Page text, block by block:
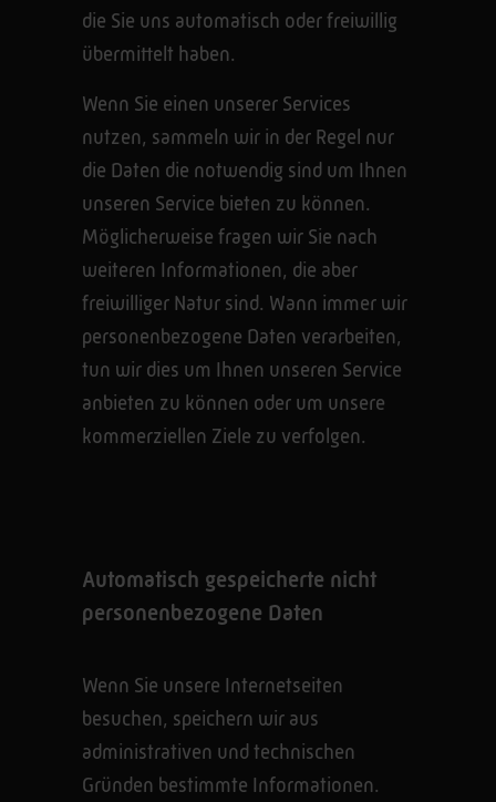
die Sie uns automatisch oder freiwillig
übermittelt haben.
Wenn Sie einen unserer Services
nutzen, sammeln wir in der Regel nur
die Daten die notwendig sind um Ihnen
unseren Service bieten zu können.
Möglicherweise fragen wir Sie nach
weiteren Informationen, die aber
freiwilliger Natur sind. Wann immer wir
personenbezogene Daten verarbeiten,
tun wir dies um Ihnen unseren Service
anbieten zu können oder um unsere
kommerziellen Ziele zu verfolgen.
Automatisch gespeicherte nicht
personenbezogene Daten
Wenn Sie unsere Internetseiten
besuchen, speichern wir aus
administrativen und technischen
Gründen bestimmte Informationen.